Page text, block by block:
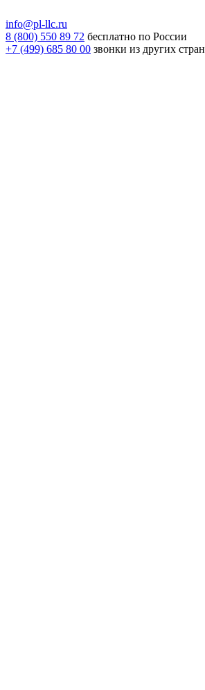
info@pl-llc.ru
8 (800) 550 89 72 бесплатно по России
+7 (499) 685 80 00 звонки из других стран